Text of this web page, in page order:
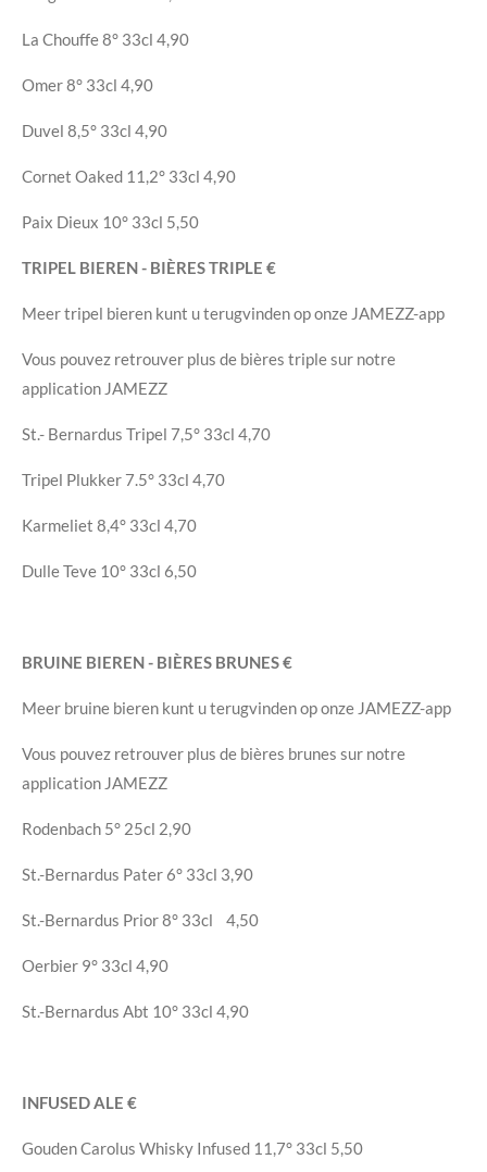
La Chouffe8° 33cl 4,90
Omer8° 33cl 4,90
Duvel 8,5° 33cl 4,90
Cornet Oaked 11,2° 33cl 4,90
Paix Dieux 10° 33cl 5,50
TRIPEL BIEREN - BIÈRES TRIPLE €
Meer tripel bieren kunt u terugvinden op onze JAMEZZ-app
Vous pouvez retrouver plus de bières triple sur notre
application JAMEZZ
St.- Bernardus Tripel 7,5° 33cl 4,70
Tripel Plukker 7.5° 33cl 4,70
Karmeliet 8,4° 33cl 4,70
Dulle Teve 10° 33cl 6,50
BRUINE BIEREN - BIÈRES BRUNES€
Meer bruine bieren kunt u terugvinden op onze JAMEZZ-app
Vous pouvez retrouver plus de bières brunes sur notre
application JAMEZZ
Rodenbach 5° 25cl 2,90
St.-Bernardus Pater 6° 33cl 3,90
St.-Bernardus Prior8° 33cl 4,50
Oerbier 9° 33cl 4,90
St.-Bernardus Abt 10° 33cl 4,90
INFUSED ALE €
Gouden Carolus Whisky Infused 11,7° 33cl 5,50